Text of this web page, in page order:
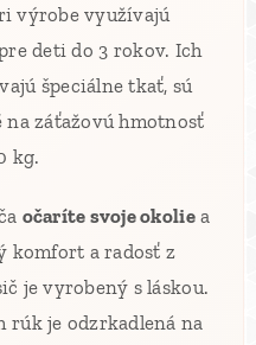
výrobe využívajú
deti do 3 rokov. Ich
špeciálne tkať, sú
záťažovú hmotnosť
kg.
očaríte svoje okoliea
komfort a radosť z
je vyrobený s láskou.
rúk je odzrkadlená na